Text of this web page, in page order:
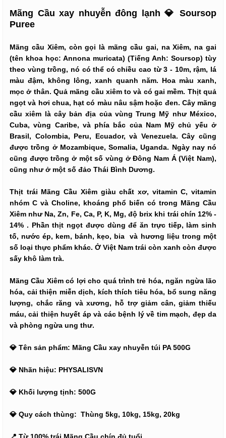
Mãng Cầu xay nhuyễn đông lạnh 💎 Soursop
Puree
Mãng cầu Xiêm, còn gọi là mãng cầu gai, na Xiêm, na gai
(tên khoa học: Annona muricata) (Tiếng Anh: Soursop) tùy
theo vùng trồng, nó có thể có chiều cao từ 3 - 10m, rậm, lá
màu đậm, không lông, xanh quanh năm. Hoa màu xanh,
mọc ở thân. Quả mãng cầu xiêm to và có gai mềm. Thịt quả
ngọt và hơi chua, hạt có màu nâu sậm hoặc đen. Cây mãng
cầu xiêm là cây bản địa của vùng Trung Mỹ như México,
Cuba, vùng Caribe, và phía bắc của Nam Mỹ chủ yếu ở
Brasil, Colombia, Peru, Ecuador, và Venezuela. Cây cũng
được trồng ở Mozambique, Somalia, Uganda. Ngày nay nó
cũng được trồng ở một số vùng ở Đông Nam Á (Việt Nam),
cũng như ở một số đảo Thái Bình Dương.
Thịt trái Mãng Cầu Xiêm giàu chất xơ, vitamin C, vitamin
nhóm C và Choline, khoáng phổ biến có trong Mãng Cầu
Xiêm như Na, Zn, Fe, Ca, P, K, Mg, độ brix khi trái chín 12% -
14% . Phần thịt ngọt được dùng để ăn trực tiếp, làm sinh
tố, nước ép, kem, bánh, kẹo, bia và hương liệu trong một
số loại thực phẩm khác. Ở Việt Nam trái còn xanh còn được
sấy khô làm trà.
Mãng Cầu Xiêm có lợi cho quá trình trẻ hóa, ngăn ngừa lão
hóa, cải thiện miễn dịch, kích thích tiêu hóa, bổ sung năng
lượng, chắc răng và xương, hỗ trợ giảm cân, giảm thiếu
máu, cải thiện huyết áp và các bệnh lý về tim mạch, đẹp da
và phòng ngừa ung thư.
💎 Tên sản phẩm: Mãng Cầu xay nhuyễn túi PA 500G
💎 Nhãn hiệu: PHYSALISVN
💎 Khối lượng tịnh: 500G
💎 Quy cách thùng: Thùng 5kg, 10kg, 15kg, 20kg